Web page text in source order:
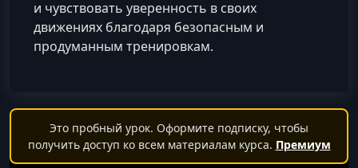
и чувствовать уверенность в своих
движениях благодаря безопасным и
продуманным тренировкам.
Это пробный урок. Оформите подписку, чтобы
получить доступ ко всем материалам курса. Премиум